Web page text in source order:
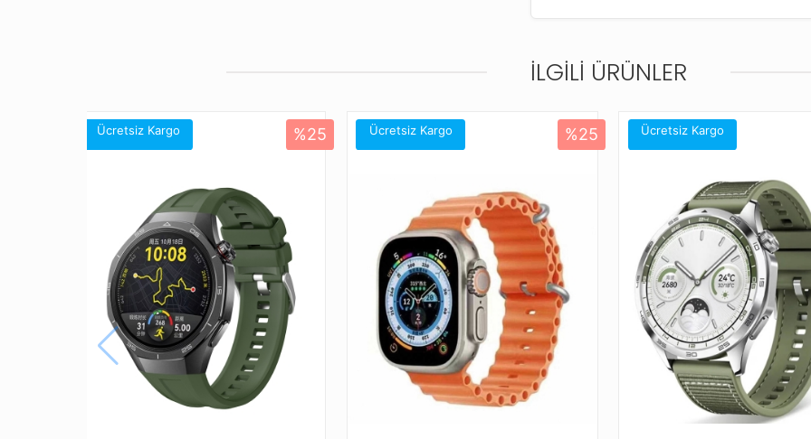
Yandan bastırılarak açılan klips
çıkarabilirsiniz.
Kaliteli malzemesiyle çizilmelere ve
kullanımda bile şıklığını ve
Ayarlanabilir Kordon Sistemi
Pratik ayarlama sistemi sayesinde
Maksimum konfor ve
Tarzınızı Tamamlayan Renk
Farklı renk alternatifleriyle Apple
İLGILI ÜRÜNLER
Ücretsiz Kargo %25 Ücretsiz Kargo %25 Ücretsiz Kargo